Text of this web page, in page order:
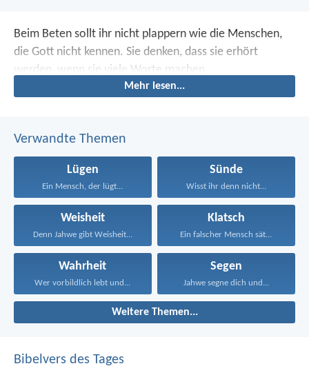
Beim Beten sollt ihr nicht plappern wie die Menschen,
die Gott nicht kennen. Sie denken, dass sie erhört
werden, wenn sie viele Worte machen.
Mehr lesen...
Verwandte Themen
Lügen
Ein Mensch, der lügt...
Sünde
Wisst ihr denn nicht...
Weisheit
Denn Jahwe gibt Weisheit...
Klatsch
Ein falscher Mensch sät...
Wahrheit
Wer vorbildlich lebt und...
Segen
Jahwe segne dich und...
Weitere Themen...
Bibelvers des Tages